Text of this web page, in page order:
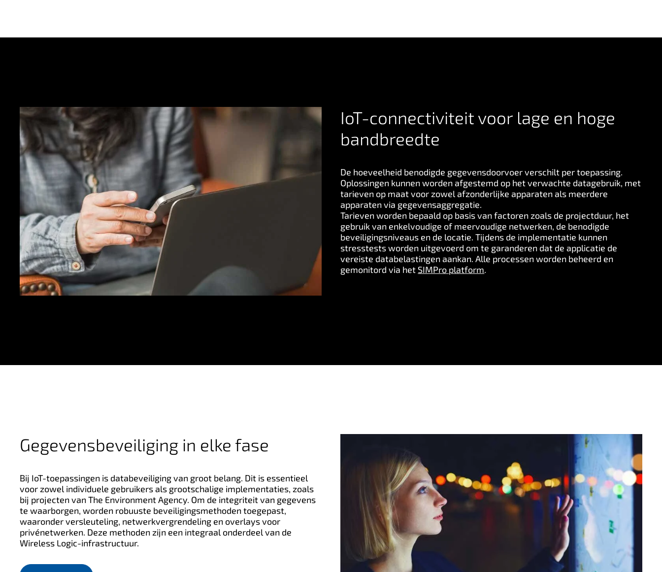
IoT-connectiviteit voor lage en hoge
bandbreedte
De hoeveelheid benodigde gegevensdoorvoer verschilt per toepassing.
Oplossingen kunnen worden afgestemd op het verwachte datagebruik, met
tarieven op maat voor zowel afzonderlijke apparaten als meerdere
apparaten via gegevensaggregatie.
Tarieven worden bepaald op basis van factoren zoals de projectduur, het
gebruik van enkelvoudige of meervoudige netwerken, de benodigde
beveiligingsniveaus en de locatie. Tijdens de implementatie kunnen
stresstests worden uitgevoerd om te garanderen dat de applicatie de
vereiste databelastingen aankan. Alle processen worden beheerd en
gemonitord via het SIMPro platform.
Gegevensbeveiliging in elke fase
Bij IoT-toepassingen is databeveiliging van groot belang. Dit is essentieel
voor zowel individuele gebruikers als grootschalige implementaties, zoals
bij projecten van The Environment Agency. Om de integriteit van gegevens
te waarborgen, worden robuuste beveiligingsmethoden toegepast,
waaronder versleuteling, netwerkvergrendeling en overlays voor
privénetwerken. Deze methoden zijn een integraal onderdeel van de
Wireless Logic-infrastructuur.